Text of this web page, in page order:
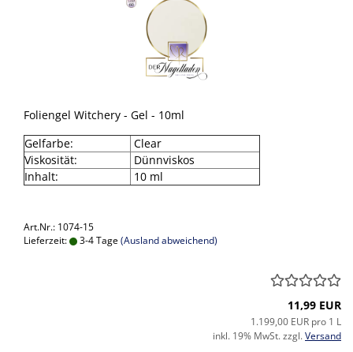
Foliengel Witchery - Gel - 10ml
Gelfarbe:
Clear
Viskosität:
Dünnviskos
Inhalt:
10 ml
Art.Nr.: 1074-15
Lieferzeit:
3-4 Tage(Ausland abweichend)
11,99 EUR
1.199,00 EUR pro 1 L
inkl. 19% MwSt. zzgl.Versand